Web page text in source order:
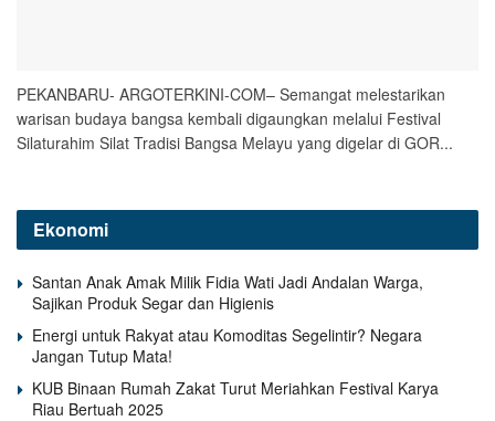
PEKANBARU- ARGOTERKINI-COM– Semangat melestarikan
warisan budaya bangsa kembali digaungkan melalui Festival
Silaturahim Silat Tradisi Bangsa Melayu yang digelar di GOR...
Ekonomi
Santan Anak Amak Milik Fidia Wati Jadi Andalan Warga,
Sajikan Produk Segar dan Higienis
Energi untuk Rakyat atau Komoditas Segelintir? Negara
Jangan Tutup Mata!
KUB Binaan Rumah Zakat Turut Meriahkan Festival Karya
Riau Bertuah 2025